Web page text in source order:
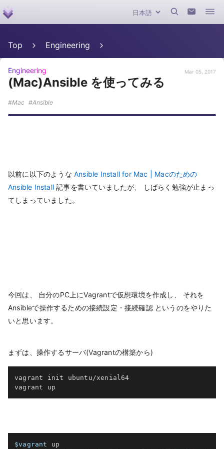
Top Engineering
Engineering Mar 05, 2017
(Mac)Ansible を使ってみる
Mac Ansible
以前に以下のような Ansible Install for Mac | Macのための
Ansible Install 記事を書いていましたが、 しばらく勉強が止まっ
てしまっていました。
今回は、 自分のPC上にVagrantで仮想環境を作成し、 それを
Ansibleで操作するための接続設定・接続確認 というのをやりた
いと思います。
まずは、操作するサーバ(Vagrantの構築から)
vagrant init ubuntu/xenial64
$vagrant
up